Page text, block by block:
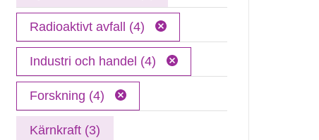
Radioaktivt avfall (4)
Industri och handel (4)
Forskning (4)
Kärnkraft (3)